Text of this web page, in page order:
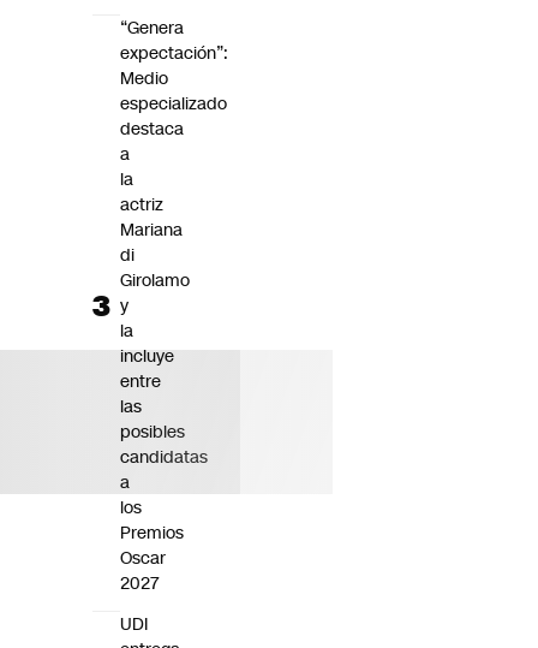
“Genera
expectación”:
Medio
especializado
destaca
a
la
actriz
Mariana
di
Girolamo
y
la
incluye
entre
las
posibles
candidatas
a
los
Premios
Oscar
2027
UDI